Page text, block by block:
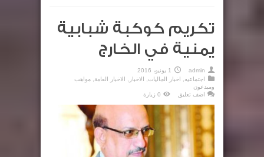
تكريم كوكبة شبابية
يمنية في الخارج
admin
1 يونيو، 2016
اجتماعيه
اخبار الجاليات الاخبار الاخبار العامة
مواهب
ومبدعون
اضف تعليق
0 زيارة